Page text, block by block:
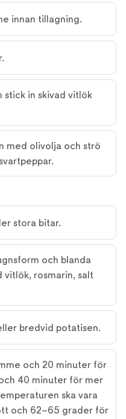
innan tillagning.
in skivad vitlök
med olivolja och strö
stora bitar.
och blanda
vitlök, rosmarin, salt
bredvid potatisen.
och 20 minuter för
40 minuter för mer
ska vara
och 62–65 grader för